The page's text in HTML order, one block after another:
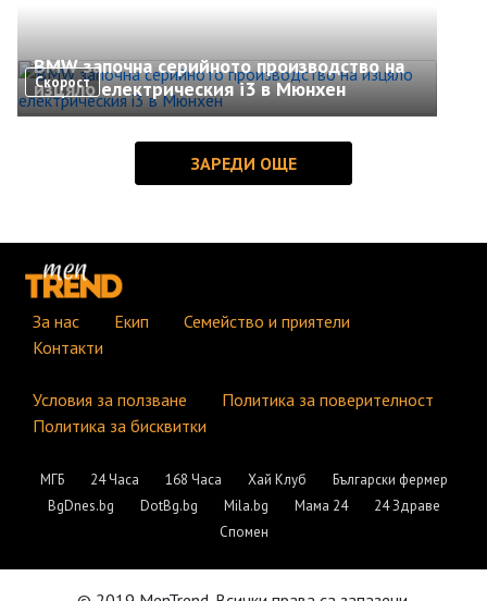
Скорост
BMW започна серийното производство на
изцяло електрическия i3 в Мюнхен
За нас Екип
Семейство и приятели
Контакти
Условия за ползване
Политика за поверителност
Политика за бисквитки
МГБ 24 Часа 168 Часа Хай Клуб
Български фермер
BgDnes.bg
DotBg.bg Mila.bg Мама 24
24 Здраве
Спомен